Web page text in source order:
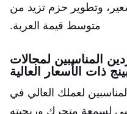
وتطوير حزم تزيد من
متوسط قيمة العربة.
المناسبين لمجالات
ذات الأسعار العالية
لعملك العالي في
لسمعة متجرك وربحيته